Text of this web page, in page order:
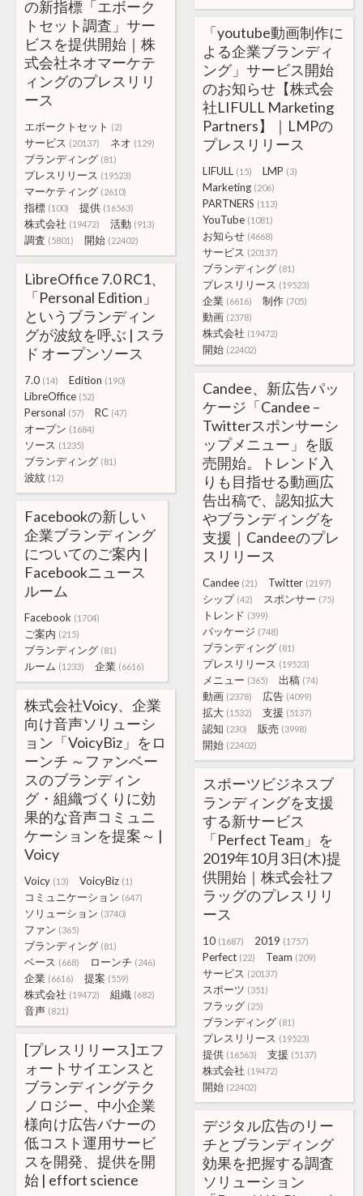
の新指標「エボーク
トセット調査」サー
ビスを提供開始｜株
式会社ネオマーケテ
ィングのプレスリリ
ース
エボークトセット (2)
サービス (20137) ネオ (129)
ブランディング (81)
プレスリリース (19523)
マーケティング (2610)
指標 (100) 提供 (16563)
株式会社 (19472) 活動 (913)
調査 (5801) 開始 (22402)
「youtube動画制作に
よる企業ブランディ
ング」サービス開始
のお知らせ【株式会
社LIFULL Marketing
Partners】｜LMPの
プレスリリース
LIFULL (15) LMP (3)
Marketing (206)
PARTNERS (113)
YouTube (1081)
お知らせ (4668)
サービス (20137)
ブランディング (81)
プレスリリース (19523)
企業 (6616) 制作 (705)
動画 (2378)
株式会社 (19472)
開始 (22402)
LibreOffice 7.0 RC1、
「Personal Edition」
というブランディン
グが波紋を呼ぶ | スラ
ド オープンソース
7.0 (14) Edition (190)
LibreOffice (52)
Personal (57) RC (47)
オープン (1684)
ソース (1235)
ブランディング (81)
波紋 (12)
Candee、新広告パッ
ケージ「Candee –
Twitterスポンサーシ
ップメニュー」を販
売開始。トレンド入
りも目指せる動画広
告出稿で、認知拡大
やブランディングを
支援｜Candeeのプレ
スリリース
Candee (21) Twitter (2197)
シップ (42) スポンサー (75)
トレンド (399)
パッケージ (748)
ブランディング (81)
プレスリリース (19523)
メニュー (365) 出稿 (74)
動画 (2378) 広告 (4099)
拡大 (1532) 支援 (5137)
認知 (230) 販売 (3998)
開始 (22402)
Facebookの新しい
企業ブランディング
についてのご案内 |
Facebookニュース
ルーム
Facebook (1704)
ご案内 (215)
ブランディング (81)
ルーム (1233) 企業 (6616)
株式会社Voicy、企業
向け音声ソリューシ
ョン「VoicyBiz」をロ
ーンチ ～ファンベー
スのブランディン
グ・組織づくりに効
果的な音声コミュニ
ケーションを提案～ |
Voicy
Voicy (13) VoicyBiz (1)
コミュニケーション (647)
ソリューション (3740)
ファン (365)
ブランディング (81)
ベース (668) ローンチ (246)
企業 (6616) 提案 (559)
株式会社 (19472) 組織 (682)
音声 (821)
スポーツビジネスブ
ランディングを支援
する新サービス
「Perfect Team」を
2019年10月3日(木)提
供開始｜株式会社フ
ラッグのプレスリリ
ース
10 (1687) 2019 (1757)
Perfect (22) Team (209)
サービス (20137)
スポーツ (351)
フラッグ (25)
ブランディング (81)
プレスリリース (19523)
提供 (16563) 支援 (5137)
株式会社 (19472)
開始 (22402)
[プレスリリース]エフ
ォートサイエンスと
ブランディングテク
ノロジー、中小企業
様向け広告バナーの
低コスト運用サービ
スを開発、提供を開
始 | effort science
デジタル広告のリー
チとブランディング
効果を把握する調査
ソリューション